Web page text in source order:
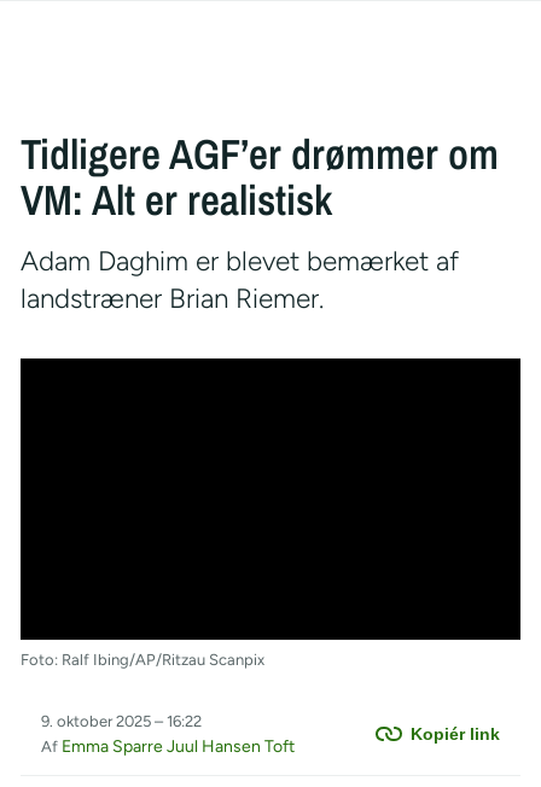
Tidligere AGF’er drømmer om
VM: Alt er realistisk
Adam Daghim er blevet bemærket af
landstræner Brian Riemer.
Foto: Ralf Ibing/AP/Ritzau Scanpix
Kopiér link
9. oktober 2025 – 16:22
Af Emma Sparre Juul Hansen Toft